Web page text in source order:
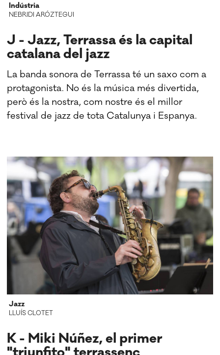
Indústria
NEBRIDI ARÓZTEGUI
J - Jazz, Terrassa és la capital
catalana del jazz
La banda sonora de Terrassa té un saxo com a
protagonista. No és la música més divertida,
però és la nostra, com nostre és el millor
festival de jazz de tota Catalunya i Espanya.
Jazz
LLUÍS CLOTET
K - Miki Núñez, el primer